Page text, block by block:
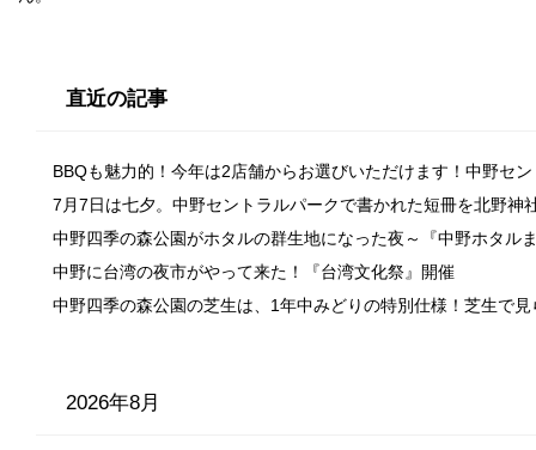
直近の記事
BBQも魅力的！今年は2店舗からお選びいただけます！中野セ
7月7日は七夕。中野セントラルパークで書かれた短冊を北野神
中野四季の森公園がホタルの群生地になった夜～『中野ホタル
中野に台湾の夜市がやって来た！『台湾文化祭』開催
中野四季の森公園の芝生は、1年中みどりの特別仕様！芝生で
2026年8月